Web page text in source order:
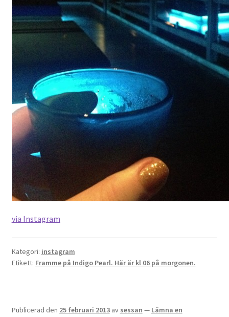
via Instagram
Kategori: instagram
Etikett: Framme på Indigo Pearl. Här är kl 06 på morgonen.
Publicerad den 25 februari 2013 av sessan — Lämna en